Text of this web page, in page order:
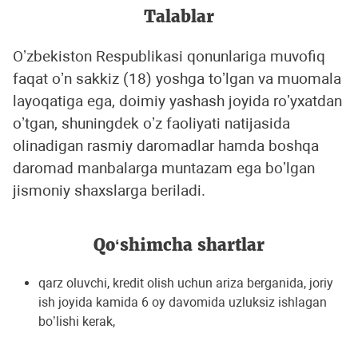
Talablar
Oʼzbekiston Respublikasi qonunlariga muvofiq
faqat oʼn sakkiz (18) yoshga toʼlgan va muomala
layoqatiga ega, doimiy yashash joyida roʼyxatdan
oʼtgan, shuningdek oʼz faoliyati natijasida
olinadigan rasmiy daromadlar hamda boshqa
daromad manbalarga muntazam ega boʼlgan
jismoniy shaxslarga beriladi.
Qo‘shimcha shartlar
qarz oluvchi, kredit olish uchun ariza berganida, joriy
ish joyida kamida 6 oy davomida uzluksiz ishlagan
bo’lishi kerak,